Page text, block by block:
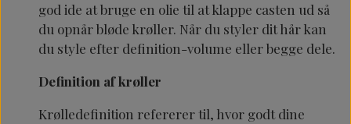
god ide at bruge en olie til at klappe casten ud så
du opnår bløde krøller. Når du styler dit hår kan
du style efter definition-volume eller begge dele.
Definition af krøller
Krølledefinition refererer til, hvor godt dine